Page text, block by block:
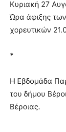
Κυριακή 27
Ώρα άφιξης
χορευτικών
*
Η Εβδομάδα
του δήμου
Βέροιας.